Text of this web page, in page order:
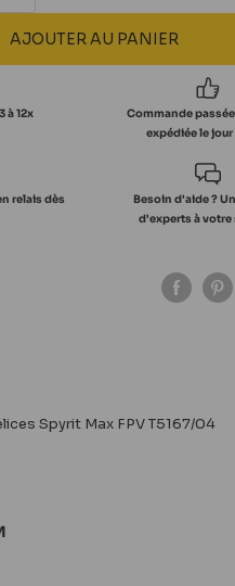
AJOUTER AU PANIER
à 12x
Commande passée
expédiée le
relais dès
Besoin d'aide ?
d'experts à votre
Spyrit Max FPV T5167/04